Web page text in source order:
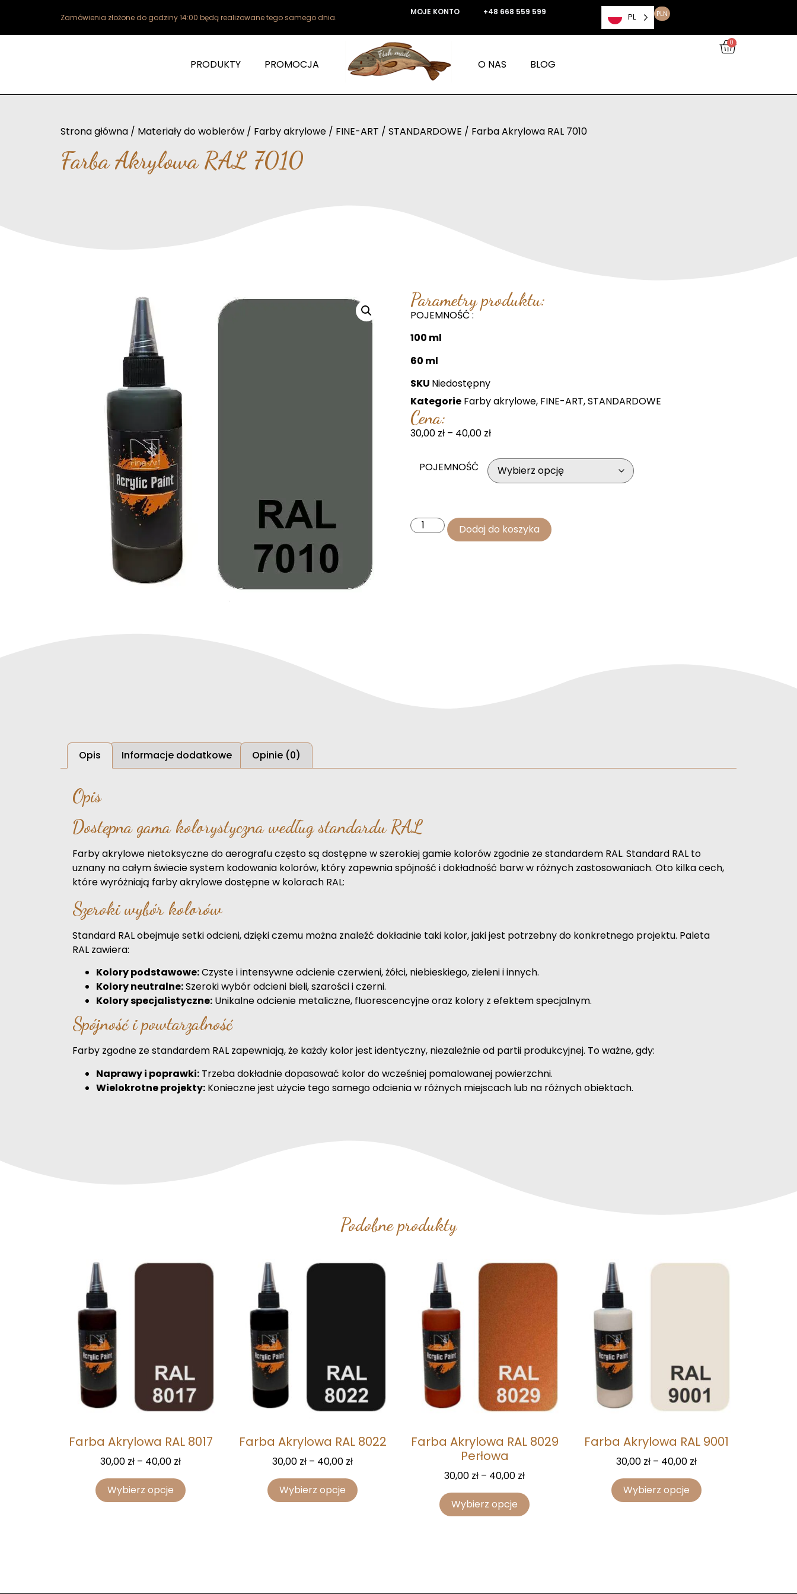
Zamówienia złożone do godziny 14:00 będą realizowane tego samego dnia.
MOJE KONTO +48 668 559 599 PL PLN
PRODUKTY PROMOCJA O NAS BLOG
0
Strona główna / Materiały do woblerów / Farby akrylowe / FINE-ART / STANDARDOWE / Farba Akrylowa RAL 7010
Farba Akrylowa RAL 7010
Parametry produktu:
POJEMNOŚĆ :
100 ml
60 ml
SKU Niedostępny
Kategorie Farby akrylowe, FINE-ART,STANDARDOWE
Cena:
30,00 zł – 40,00 zł
POJEMNOŚĆ
Dodaj do koszyka
Opis Informacje dodatkowe Opinie (0)
Opis
Dostępna gama kolorystyczna według standardu RAL
Farby akrylowe nietoksyczne do aerografu często są dostępne w szerokiej gamie kolorów zgodnie ze standardem RAL. Standard RAL to
uznany na całym świecie system kodowania kolorów, który zapewnia spójność i dokładność barw w różnych zastosowaniach. Oto kilka cech,
które wyróżniają farby akrylowe dostępne w kolorach RAL:
Szeroki wybór kolorów
Standard RAL obejmuje setki odcieni, dzięki czemu można znaleźć dokładnie taki kolor, jaki jest potrzebny do konkretnego projektu. Paleta
RAL zawiera:
Kolory podstawowe:Czyste i intensywne odcienie czerwieni, żółci, niebieskiego, zieleni i innych.
Kolory neutralne:Szeroki wybór odcieni bieli, szarości i czerni.
Kolory specjalistyczne: Unikalne odcienie metaliczne, fluorescencyjne oraz kolory z efektem specjalnym.
Spójność i powtarzalność
Farby zgodne ze standardem RAL zapewniają, że każdy kolor jest identyczny, niezależnie od partii produkcyjnej. To ważne, gdy:
Naprawy i poprawki: Trzeba dokładnie dopasować kolor do wcześniej pomalowanej powierzchni.
Wielokrotne projekty: Konieczne jest użycie tego samego odcienia w różnych miejscach lub na różnych obiektach.
Podobne produkty
Farba Akrylowa RAL 8017
30,00 zł – 40,00 zł
Wybierz opcje
Farba Akrylowa RAL 8022
30,00 zł – 40,00 zł
Wybierz opcje
Farba Akrylowa RAL 8029
Perłowa
30,00 zł – 40,00 zł
Wybierz opcje
Farba Akrylowa RAL 9001
30,00 zł – 40,00 zł
Wybierz opcje